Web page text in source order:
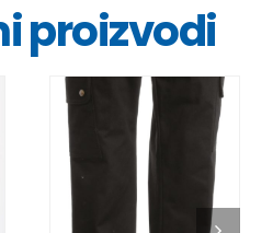
proizvodi
DETALJI